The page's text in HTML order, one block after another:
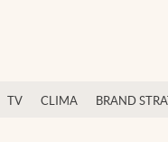
TV CLIMA BRAND